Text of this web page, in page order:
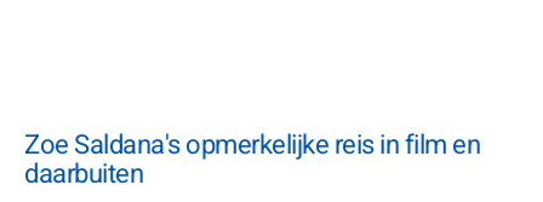
Zoe Saldana's opmerkelijke reis in film en
daarbuiten